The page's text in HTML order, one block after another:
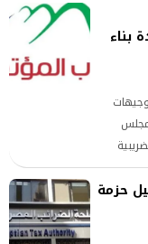
بناء
مؤكدًا أن
بينحزمة